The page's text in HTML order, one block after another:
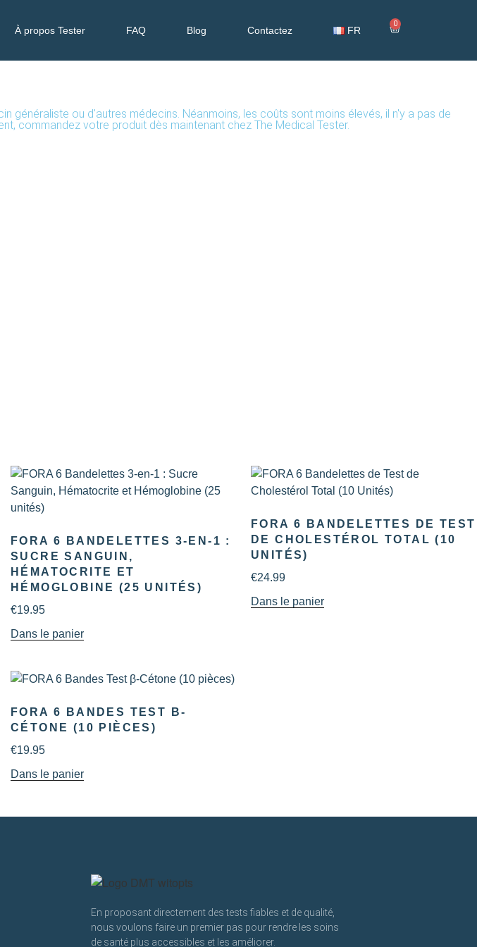
À propos Tester FAQ Blog Contactez FR
0
ou d'autres médecins. Néanmoins, les coûts sont moins élevés, il n'y a pas de
commandez votre produit dès maintenant chez The Medical Tester.
FORA 6 BANDELETTES 3-EN-1 :
SUCRE SANGUIN,
HÉMATOCRITE ET
HÉMOGLOBINE (25 UNITÉS)
€19.95
Dans le panier
FORA 6 BANDELETTES DE TEST
DE CHOLESTÉROL TOTAL (10
UNITÉS)
€24.99
Dans le panier
FORA 6 BANDES TEST Β-
CÉTONE (10 PIÈCES)
€19.95
Dans le panier
En proposant directement des tests fiables et de qualité,
nous voulons faire un premier pas pour rendre les soins
de santé plus accessibles et les améliorer.